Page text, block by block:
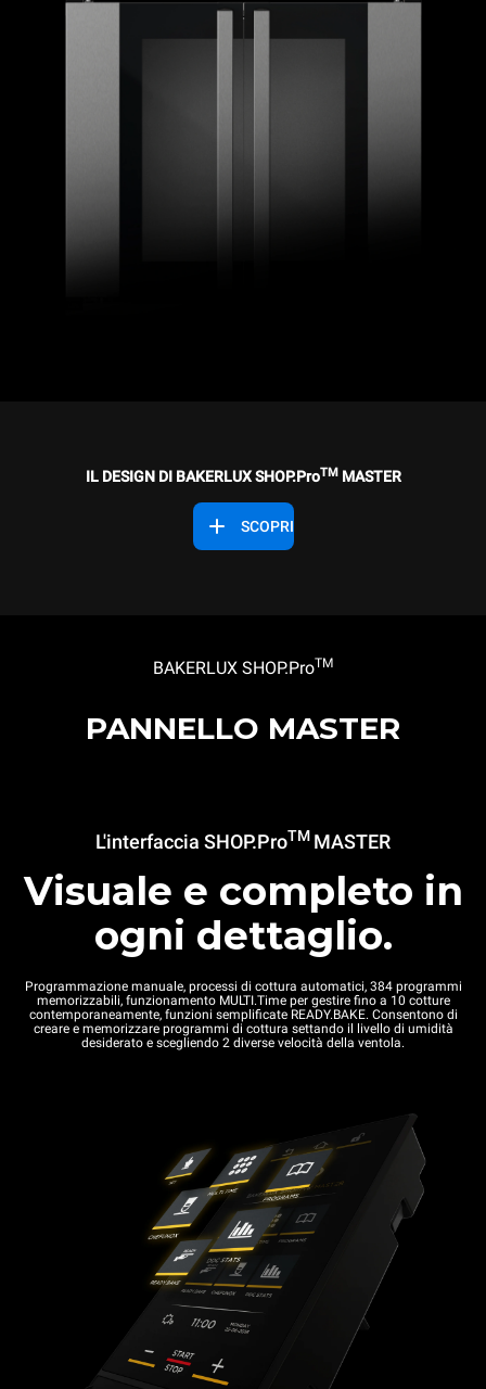
IL DESIGN DI BAKERLUX SHOP.ProTMMASTER
SCOPRI
BAKERLUX SHOP.ProTM
PANNELLO MASTER
L'interfaccia SHOP.ProTM MASTER
Visuale e completo in
ogni dettaglio.
Programmazione manuale, processi di cottura automatici, 384 programmi
memorizzabili, funzionamento MULTI.Time per gestire fino a 10 cotture
contemporaneamente, funzioni semplificate READY.BAKE. Consentono di
creare e memorizzare programmi di cottura settando il livello di umidità
desiderato e scegliendo 2 diverse velocità della ventola.